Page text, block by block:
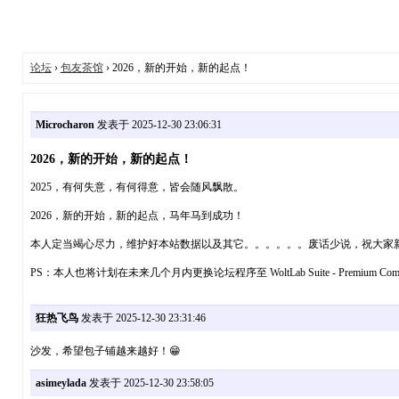
论坛› 包友茶馆› 2026，新的开始，新的起点！
Microcharon发表于 2025-12-30 23:06:31
2026，新的开始，新的起点！
2025，有何失意，有何得意，皆会随风飘散。
2026，新的开始，新的起点，马年马到成功！
本人定当竭心尽力，维护好本站数据以及其它。。。。。。废话少说，祝大家
PS：本人也将计划在未来几个月内更换论坛程序至 WoltLab Suite - Premium
狂热飞鸟发表于 2025-12-30 23:31:46
沙发，希望包子铺越来越好！😁
asimeylada发表于 2025-12-30 23:58:05